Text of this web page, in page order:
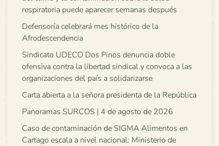
respiratoria puede aparecer semanas después
Defensoría celebrará mes histórico de la
Afrodescendencia
Sindicato UDECO Dos Pinos denuncia doble
ofensiva contra la libertad sindical y convoca a las
organizaciones del país a solidarizarse
Carta abierta a la señora presidenta de la República
Panoramas SURCOS | 4 de agosto de 2026
Caso de contaminación de SIGMA Alimentos en
Cartago escala a nivel nacional: Ministerio de